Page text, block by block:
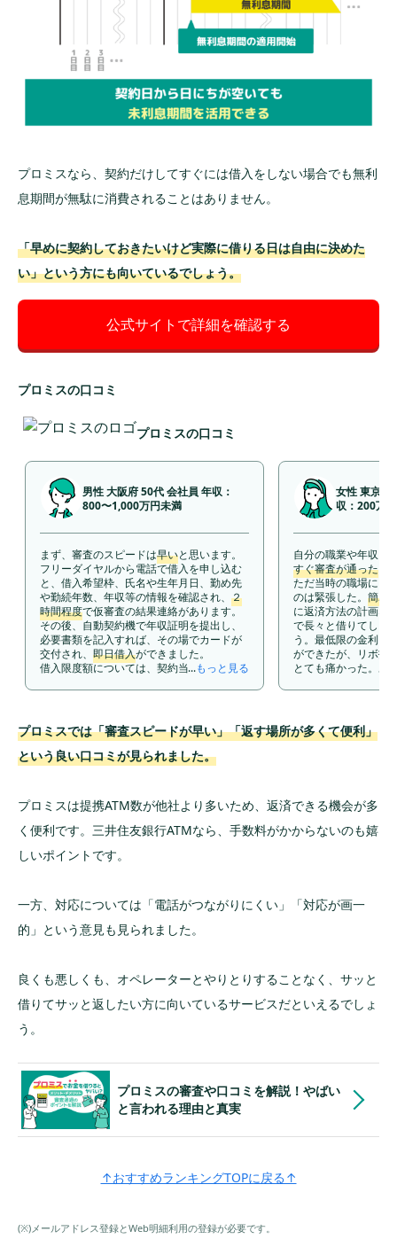
プロミスなら、契約だけしてすぐには借入をしない場合でも無利
息期間が無駄に消費されることはありません。
「早めに契約しておきたいけど実際に借りる日は自由に決めた
い」という方にも向いているでしょう。
公式サイトで詳細を確認する
プロミスの口コミ
プロミスの口コミ
男性 大阪府 50代 会社員 年収：
800〜1,000万円未満
まず、審査のスピードは早いと思います。
フリーダイヤルから電話で借入を申し込む
と、借入希望枠、氏名や生年月日、勤め先
や勤続年数、年収等の情報を確認され、 ２
時間程度で仮審査の結果連絡があります。
その後、自動契約機で年収証明を提出し、
必要書類を記入すれば、その場でカードが
交付され、 即日借入ができました。
借入限度額については、契約当初は１５０
されていますので、その範囲内であると思
います。金利は私の借入枠で年１５.０％と
なり、銀行のフリーローンなんかと比べる
と高いです。毎月の返済額については、現
す。(因みに借入残高により返済額はスライ
ドします。)ですので、毎月５万２千円を返
済しても借入残高がなかなか減りません。
なお、利用開始から６年ほど経過したとき
に「延滞もしていないのだから、金利を引
れました。
...もっと見る
女性 東京都
収：200万
自分の職業や年収、
すぐ審査が通った
ただ当時の職場に電
のは緊張した。 簡単
に返済方法の計画な
で長々と借りてしま
う。最低限の金利
ができたが、リボ払
とても痛かった。あ
最初30日間は利息が
で余計にすぐ返済で
プロミスでは「審査スピードが早い」「返す場所が多くて便利」
という良い口コミが見られました。
プロミスは提携ATM数が他社より多いため、返済できる機会が多
く便利です。三井住友銀行ATMなら、手数料がかからないのも嬉
しいポイントです。
一方、対応については「電話がつながりにくい」「対応が画一
的」という意見も見られました。
良くも悪しくも、オペレーターとやりとりすることなく、サッと
借りてサッと返したい方に向いているサービスだといえるでしょ
う。
プロミスの審査や口コミを解説！やばい
と言われる理由と真実
↑おすすめランキングTOPに戻る↑
(※)メールアドレス登録とWeb明細利用の登録が必要です。